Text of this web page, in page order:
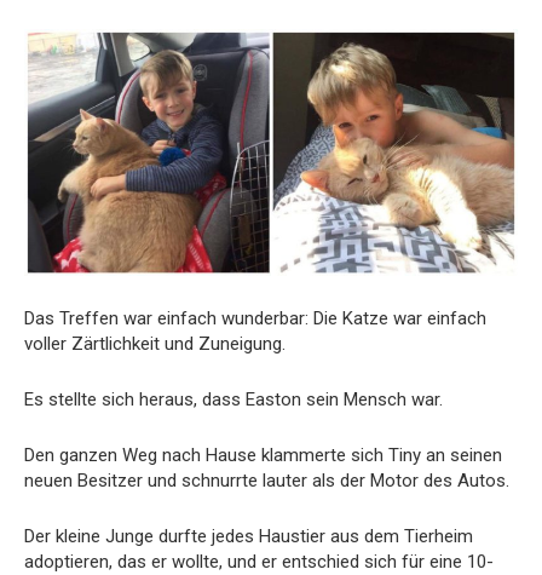
Das Treffen war einfach wunderbar: Die Katze war einfach
voller Zärtlichkeit und Zuneigung.
Es stellte sich heraus, dass Easton sein Mensch war.
Den ganzen Weg nach Hause klammerte sich Tiny an seinen
neuen Besitzer und schnurrte lauter als der Motor des Autos.
Der kleine Junge durfte jedes Haustier aus dem Tierheim
adoptieren, das er wollte, und er entschied sich für eine 10-